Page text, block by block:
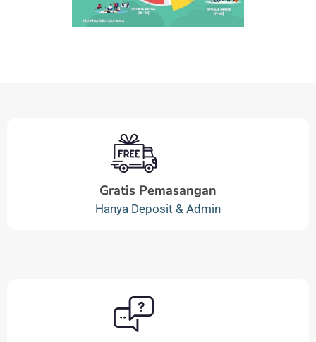
Gratis Pemasangan
Hanya Deposit & Admin